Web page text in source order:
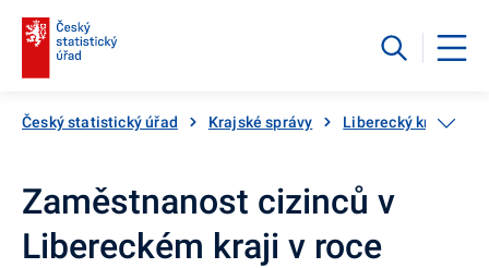
Český statistický úřad Krajské správy Liberecký kraj
Zaměstnanost cizinců v
Libereckém kraji v roce